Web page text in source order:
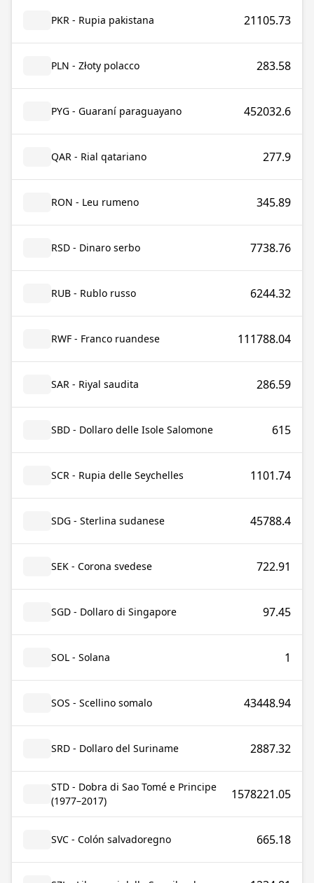
PKR - Rupia pakistana 21105.73
PLN - Złoty polacco 283.58
PYG - Guaraní paraguayano 452032.6
QAR - Rial qatariano 277.9
RON - Leu rumeno 345.89
RSD - Dinaro serbo 7738.76
RUB - Rublo russo 6244.32
RWF - Franco ruandese 111788.04
SAR - Riyal saudita 286.59
SBD - Dollaro delle Isole Salomone 615
SCR - Rupia delle Seychelles 1101.74
SDG - Sterlina sudanese 45788.4
SEK - Corona svedese 722.91
SGD - Dollaro di Singapore 97.45
SOL - Solana 1
SOS - Scellino somalo 43448.94
SRD - Dollaro del Suriname 2887.32
STD - Dobra di Sao Tomé e Principe
(1977–2017)
1578221.05
SVC - Colón salvadoregno 665.18